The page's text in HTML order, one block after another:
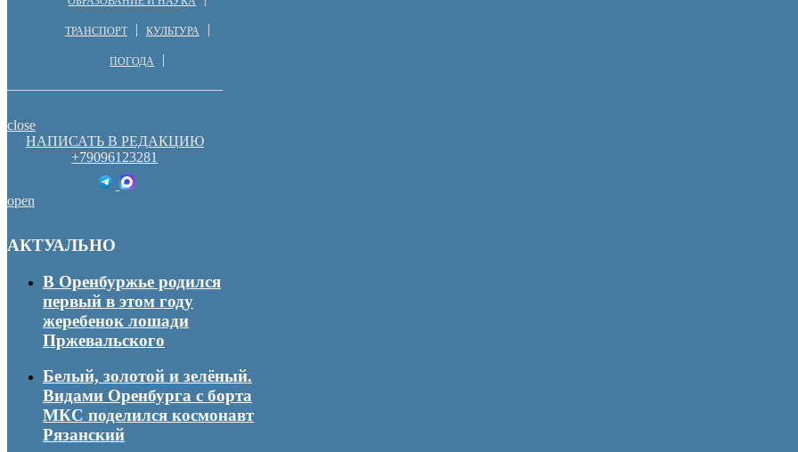
ТРАНСПОРТ КУЛЬТУРА
ПОГОДА
close
НАПИСАТЬ В РЕДАКЦИЮ
+79096123281
open
АКТУАЛЬНО
В Оренбуржье родился
первый в этом году
жеребенок лошади
Пржевальского
Белый, золотой и зелёный.
Видами Оренбурга с борта
МКС поделился космонавт
Рязанский